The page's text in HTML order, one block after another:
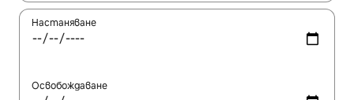
Настаняване
Освобождаване